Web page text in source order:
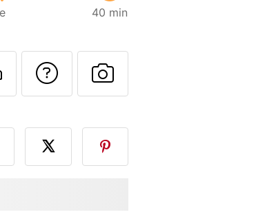
40 min
cette recette à un ami
Imprimer cette page
Poser une
Publier votre